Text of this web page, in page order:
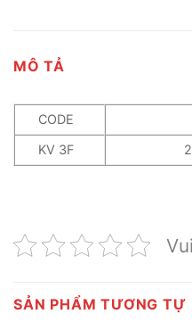
MÔ TẢ
CODE
KV 3F
SẢN PHẨM TƯƠNG TỰ